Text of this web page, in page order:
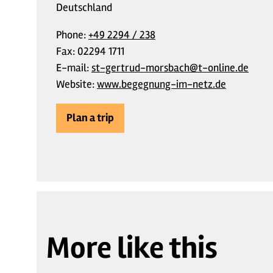
Deutschland
Phone:+49 2294 / 238
Fax: 02294 1711
E-mail:st-gertrud-morsbach@t-online.de
Website:www.begegnung-im-netz.de
Plan a trip
More like this